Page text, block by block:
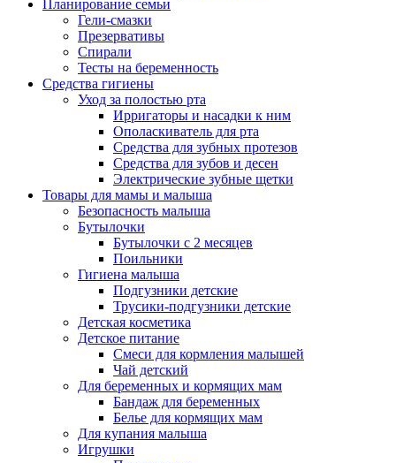
Планирование семьи
Гели-смазки
Презервативы
Спирали
Тесты на беременность
Средства гигиены
Уход за полостью рта
Ирригаторы и насадки к ним
Ополаскиватель для рта
Средства для зубных протезов
Средства для зубов и десен
Электрические зубные щетки
Товары для мамы и малыша
Безопасность малыша
Бутылочки
Бутылочки с 2 месяцев
Поильники
Гигиена малыша
Подгузники детские
Трусики-подгузники детские
Детская косметика
Детское питание
Смеси для кормления малышей
Чай детский
Для беременных и кормящих мам
Бандаж для беременных
Белье для кормящих мам
Для купания малыша
Игрушки